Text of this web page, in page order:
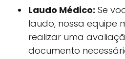
Laudo Médico: Se
laudo, nossa equipe
realizar uma
documento